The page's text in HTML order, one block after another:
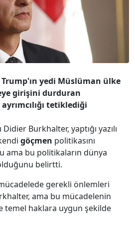
Trump'ın yedi Müslüman ülke
girişini durduran
tetiklediği
Burkhalter, yaptığı yazılı
göçmen politikasını
ama bu politikaların dünya
belirtti.
gerekli önlemleri
ama bu mücadelenin
temel haklara uygun şekilde